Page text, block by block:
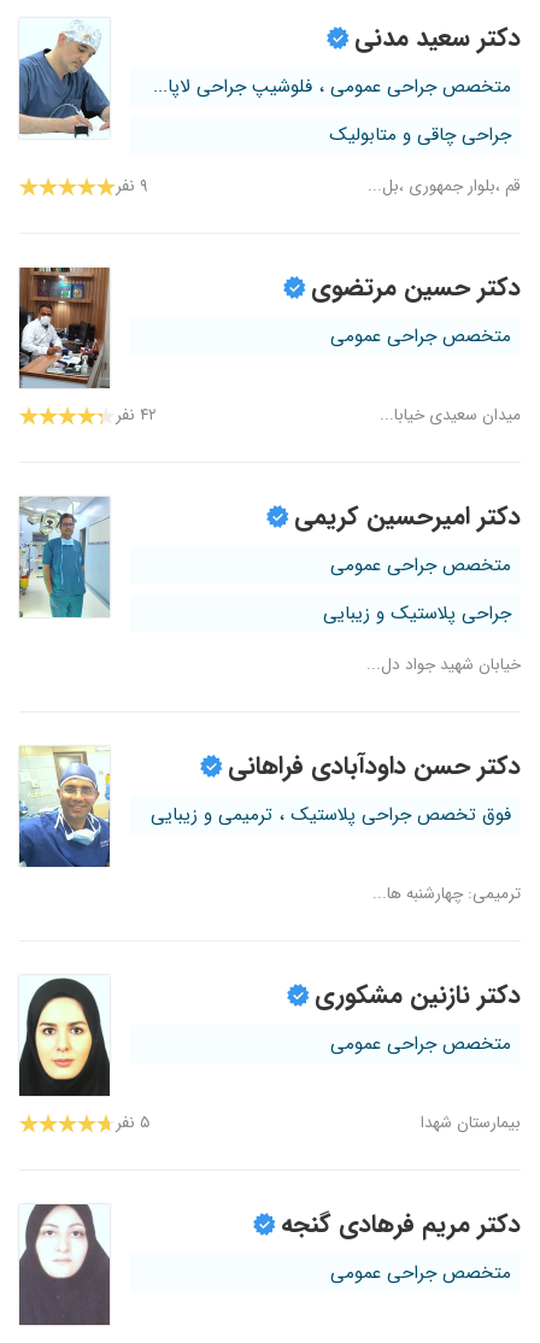
دکتر سعید مدنی
متخصص جراحی عمومی ، فلوشیپ جراحی لاپا...
جراحی چاقی و متابولیک
قم ،بلوار جمهوری ،بل... ۹ نفر
دکتر حسین مرتضوی
متخصص جراحی عمومی
میدان سعیدی خیابا... ۴۲ نفر
دکتر امیرحسین کریمی
متخصص جراحی عمومی
جراحی پلاستیک و زیبایی
خیابان شهید جواد دل...
دکتر حسن داودآبادی فراهانی
فوق تخصص جراحی پلاستیک ، ترمیمی و زیبایی
ترمیمی: چهارشنبه ها...
دکتر نازنین مشکوری
متخصص جراحی عمومی
بیمارستان شهدا ۵ نفر
دکتر مریم فرهادی گنجه
متخصص جراحی عمومی